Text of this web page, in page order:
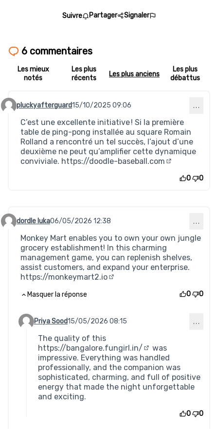
Suivre Partager Signaler
6 commentaires
Les mieux
notés
Les plus
récents
Les plus anciens
Les plus
débattus
Commentaire 564
pluckyafterguard15/10/2025 09:06 …
C’est une excellente initiative ! Si la première
table de ping-pong installée au square Romain
Rolland a rencontré un tel succès, l’ajout d’une
deuxième ne peut qu’amplifier cette dynamique
conviviale. https://doodle-baseball.com
0 0
Commentaire 882
dordle luka06/05/2026 12:38 …
Monkey Mart enables you to own your own jungle
grocery establishment! In this charming
management game, you can replenish shelves,
assist customers, and expand your enterprise.
https://monkeymart2.io
Masquer la réponse 0 0
Commentaire 891 (réponse au commentaire 882)
Priya Sood15/05/2026 08:15 …
The quality of this
https://bangalore.fungirl.in/
(Lien externe)
was
impressive. Everything was handled
professionally, and the companion was
sophisticated, charming, and full of positive
energy that made the night unforgettable
and exciting.
0 0